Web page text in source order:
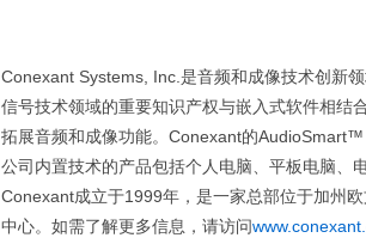
Conexant Systems, Inc.是音频和成像技术创新
信号技术领域的重要知识产权与嵌入式软件相结
拓展音频和成像功能。Conexant的
公司内置技术的产品包括个人电脑、平板电脑、
Conexant成立于1999年，是一家总部位于加州
中心。如需了解更多信息，请访问